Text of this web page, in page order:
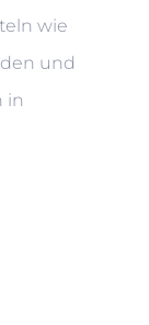
wie
und
in